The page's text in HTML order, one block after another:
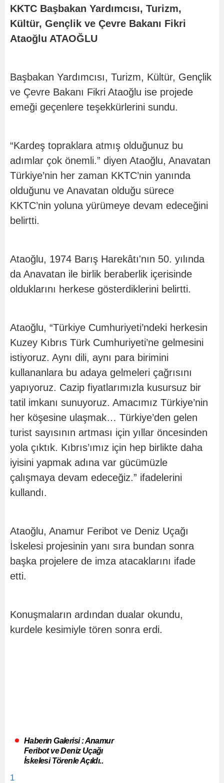
KKTC Başbakan Yardımcısı, Turizm,
Kültür, Gençlik ve Çevre Bakanı Fikri
Ataoğlu ATAOĞLU
Başbakan Yardımcısı, Turizm, Kültür, Gençlik
ve Çevre Bakanı Fikri Ataoğlu ise projede
emeği geçenlere teşekkürlerini sundu.
“Kardeş topraklara atmış olduğunuz bu
adımlar çok önemli.” diyen Ataoğlu, Anavatan
Türkiye’nin her zaman KKTC’nin yanında
olduğunu ve Anavatan olduğu sürece
KKTC’nin yoluna yürümeye devam edeceğini
belirtti.
Ataoğlu, 1974 Barış Harekâtı'nın 50. yılında
da Anavatan ile birlik beraberlik içerisinde
olduklarını herkese gösterdiklerini belirtti.
Ataoğlu, “Türkiye Cumhuriyeti’ndeki herkesin
Kuzey Kıbrıs Türk Cumhuriyeti’ne gelmesini
istiyoruz. Aynı dili, aynı para birimini
kullananlara bu adaya gelmeleri çağrısını
yapıyoruz. Cazip fiyatlarımızla kusursuz bir
tatil imkanı sunuyoruz. Amacımız Türkiye’nin
her köşesine ulaşmak… Türkiye’den gelen
turist sayısının artması için yıllar öncesinden
yola çıktık. Kıbrıs’ımız için hep birlikte daha
iyisini yapmak adına var gücümüzle
çalışmaya devam edeceğiz.” ifadelerini
kullandı.
Ataoğlu, Anamur Feribot ve Deniz Uçağı
İskelesi projesinin yanı sıra bundan sonra
başka projelere de imza atacaklarını ifade
etti.
Konuşmaların ardından dualar okundu,
kurdele kesimiyle tören sonra erdi.
Haberin Galerisi : Anamur
Feribot ve Deniz Uçağı
İskelesi Törenle Açıldı..
1